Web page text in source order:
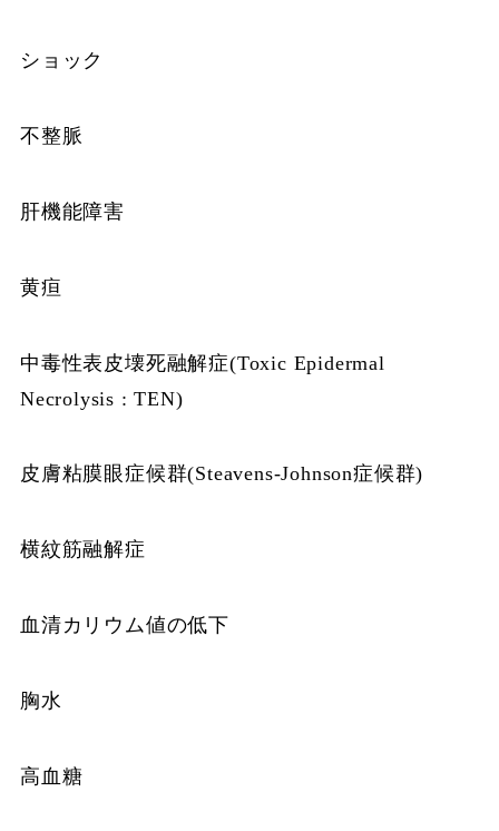
ショック
不整脈
肝機能障害
黄疸
中毒性表皮壊死融解症(Toxic Epidermal
Necrolysis : TEN)
皮膚粘膜眼症候群(Steavens-Johnson症候群)
横紋筋融解症
血清カリウム値の低下
胸水
高血糖